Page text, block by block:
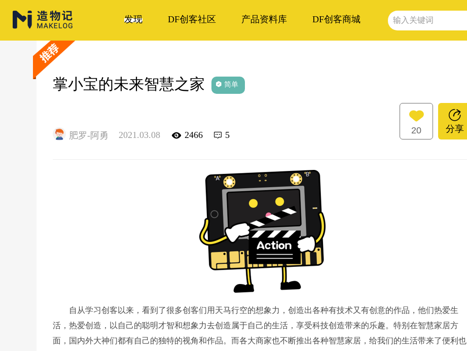
发现 DF创客社区 产品资料库 DF创客商城
掌小宝的未来智慧之家 简单
肥罗-阿勇 2021.03.08 2466 5 20 分享
自从学习创客以来，看到了很多创客们用天马行空的想象力，创造出各种有技术又有创意的作品，他们热爱生
活，热爱创造，以自己的聪明才智和想象力去创造属于自己的生活，享受科技创造带来的乐趣。特别在智慧家居方
面，国内外大神们都有自己的独特的视角和作品。而各大商家也不断推出各种智慧家居，给我们的生活带来了便利也